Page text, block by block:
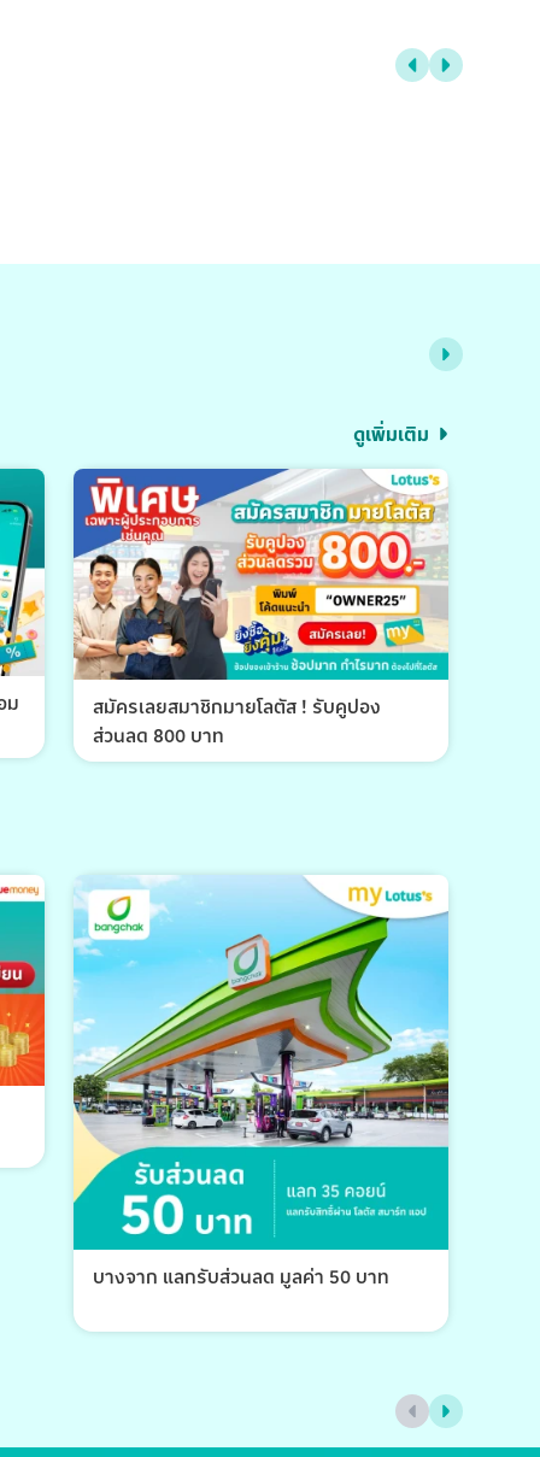
ดูเพิ่มเติม
ม
สมัครเลยสมาชิกมายโลตัส ! รับคูปอง
ส่วนลด 800 บาท
บางจาก แลกรับส่วนลด มูลค่า 50 บาท